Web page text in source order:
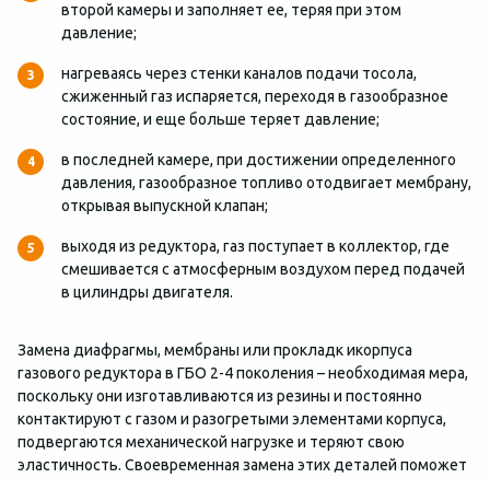
второй камеры и заполняет ее, теряя при этом
давление;
нагреваясь через стенки каналов подачи тосола,
сжиженный газ испаряется, переходя в газообразное
состояние, и еще больше теряет давление;
в последней камере, при достижении определенного
давления, газообразное топливо отодвигает мембрану,
открывая выпускной клапан;
выходя из редуктора, газ поступает в коллектор, где
смешивается с атмосферным воздухом перед подачей
в цилиндры двигателя.
Замена диафрагмы, мембраны или прокладк икорпуса
газового редуктора в ГБО 2-4 поколения – необходимая мера,
поскольку они изготавливаются из резины и постоянно
контактируют с газом и разогретыми элементами корпуса,
подвергаются механической нагрузке и теряют свою
эластичность. Своевременная замена этих деталей поможет